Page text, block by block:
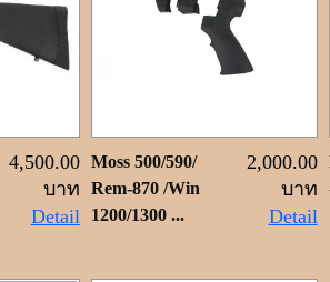
4,500.00
บาท
Detail
Moss 500/590/
Rem-870 /Win
1200/1300 ...
2,000.00
บาท
Detail